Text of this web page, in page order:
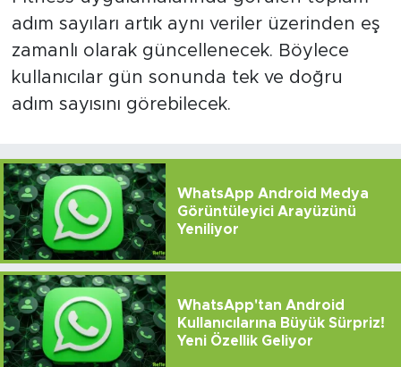
adım sayıları artık aynı veriler üzerinden eş
zamanlı olarak güncellenecek. Böylece
kullanıcılar gün sonunda tek ve doğru
adım sayısını görebilecek.
WhatsApp Android Medya
Görüntüleyici Arayüzünü
Yeniliyor
WhatsApp'tan Android
Kullanıcılarına Büyük Sürpriz!
Yeni Özellik Geliyor